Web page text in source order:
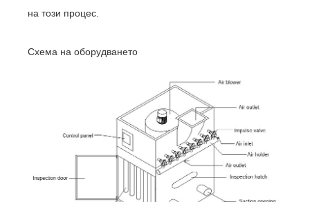
на този процес.
Схема на оборудването